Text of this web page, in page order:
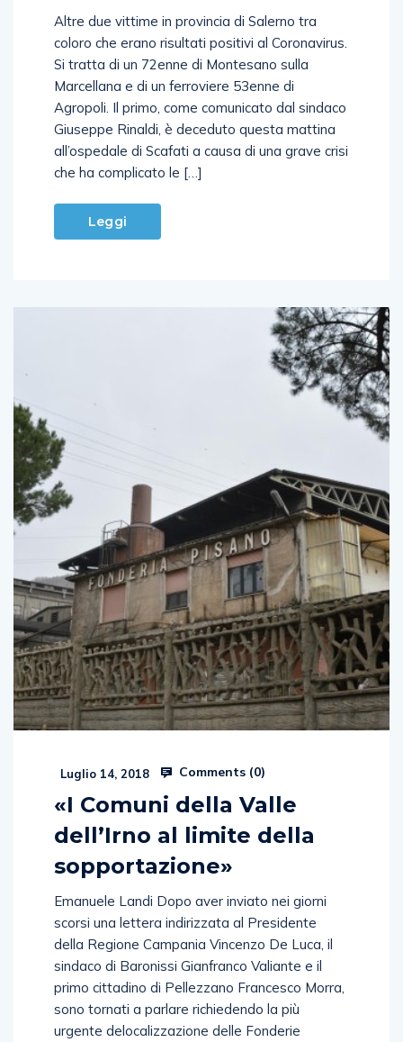
Altre due vittime in provincia di Salerno tra
coloro che erano risultati positivi al Coronavirus.
Si tratta di un 72enne di Montesano sulla
Marcellana e di un ferroviere 53enne di
Agropoli. Il primo, come comunicato dal sindaco
Giuseppe Rinaldi, è deceduto questa mattina
all’ospedale di Scafati a causa di una grave crisi
che ha complicato le […]
Leggi
Luglio 14, 2018 Comments (0)
«I Comuni della Valle
dell’Irno al limite della
sopportazione»
Emanuele Landi Dopo aver inviato nei giorni
scorsi una lettera indirizzata al Presidente
della Regione Campania Vincenzo De Luca, il
sindaco di Baronissi Gianfranco Valiante e il
primo cittadino di Pellezzano Francesco Morra,
sono tornati a parlare richiedendo la più
urgente delocalizzazione delle Fonderie